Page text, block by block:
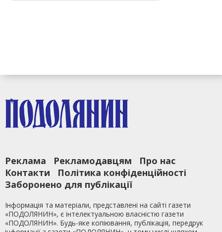
Реклама Рекламодавцям
Про нас
Контакти
Політика конфіденційності
Заборонено для публікації
Інформація та матеріали, представлені на сайті газети
«ПОДОЛЯНИН», є інтелектуальною власністю газети
«ПОДОЛЯНИН». Будь-яке копіювання, публікація, передрук